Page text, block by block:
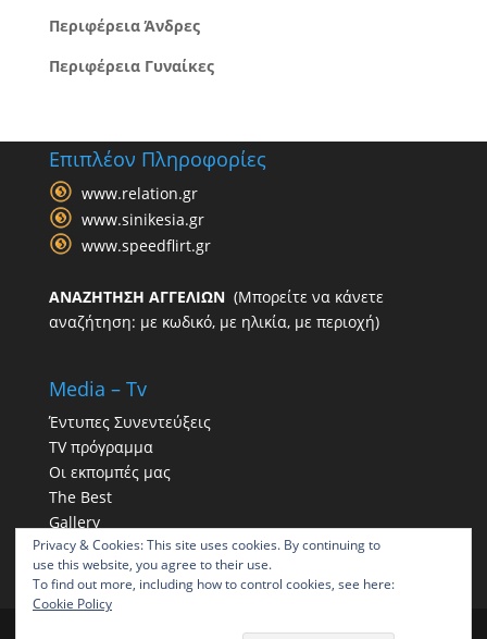
Περιφέρεια Άνδρες
Περιφέρεια Γυναίκες
Επιπλέον Πληροφορίες
www.relation.gr
www.sinikesia.gr
www.speedflirt.gr
ΑΝΑΖΗΤΗΣΗ ΑΓΓΕΛΙΩΝ(Μπορείτε να κάνετε
αναζήτηση: με κωδικό, με ηλικία, με περιοχή)
Media – Tv
Έντυπες Συνεντεύξεις
TV πρόγραμμα
Οι εκπομπές μας
The Best
Gallery
Η παρουσία μας στα social
Privacy & Cookies: This site uses cookies. By continuing to
use this website, you agree to their use.
To find out more, including how to control cookies, see here:
Cookie Policy